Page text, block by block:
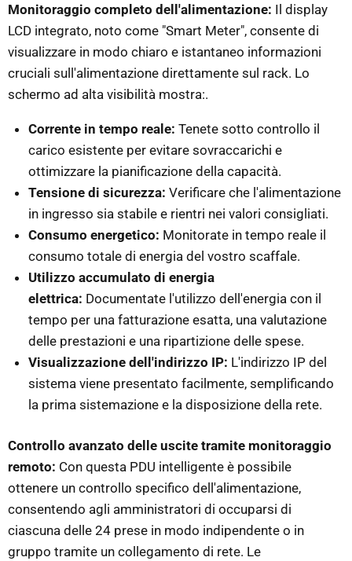
Monitoraggio completo dell'alimentazione: Il display
LCD integrato, noto come "Smart Meter", consente di
visualizzare in modo chiaro e istantaneo informazioni
cruciali sull'alimentazione direttamente sul rack. Lo
schermo ad alta visibilità mostra:.
Corrente in tempo reale: Tenete sotto controllo il
carico esistente per evitare sovraccarichi e
ottimizzare la pianificazione della capacità.
Tensione di sicurezza: Verificare che l'alimentazione
in ingresso sia stabile e rientri nei valori consigliati.
Consumo energetico: Monitorate in tempo reale il
consumo totale di energia del vostro scaffale.
Utilizzo accumulato di energia
elettrica: Documentate l'utilizzo dell'energia con il
tempo per una fatturazione esatta, una valutazione
delle prestazioni e una ripartizione delle spese.
Visualizzazione dell'indirizzo IP: L'indirizzo IP del
sistema viene presentato facilmente, semplificando
la prima sistemazione e la disposizione della rete.
Controllo avanzato delle uscite tramite monitoraggio
remoto: Con questa PDU intelligente è possibile
ottenere un controllo specifico dell'alimentazione,
consentendo agli amministratori di occuparsi di
ciascuna delle 24 prese in modo indipendente o in
gruppo tramite un collegamento di rete. Le